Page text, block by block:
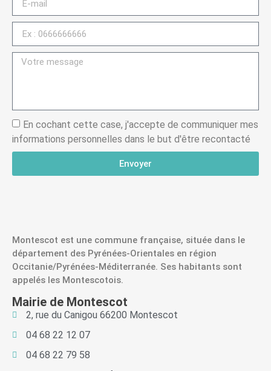
En cochant cette case, j'accepte de communiquer mes
informations personnelles dans le but d'être recontacté
Envoyer
Montescot est une commune française, située dans le
département des Pyrénées-Orientales en région
Occitanie/Pyrénées-Méditerranée. Ses habitants sont
appelés les Montescotois.
Mairie de Montescot
2, rue du Canigou 66200 Montescot
04 68 22 12 07
04 68 22 79 58